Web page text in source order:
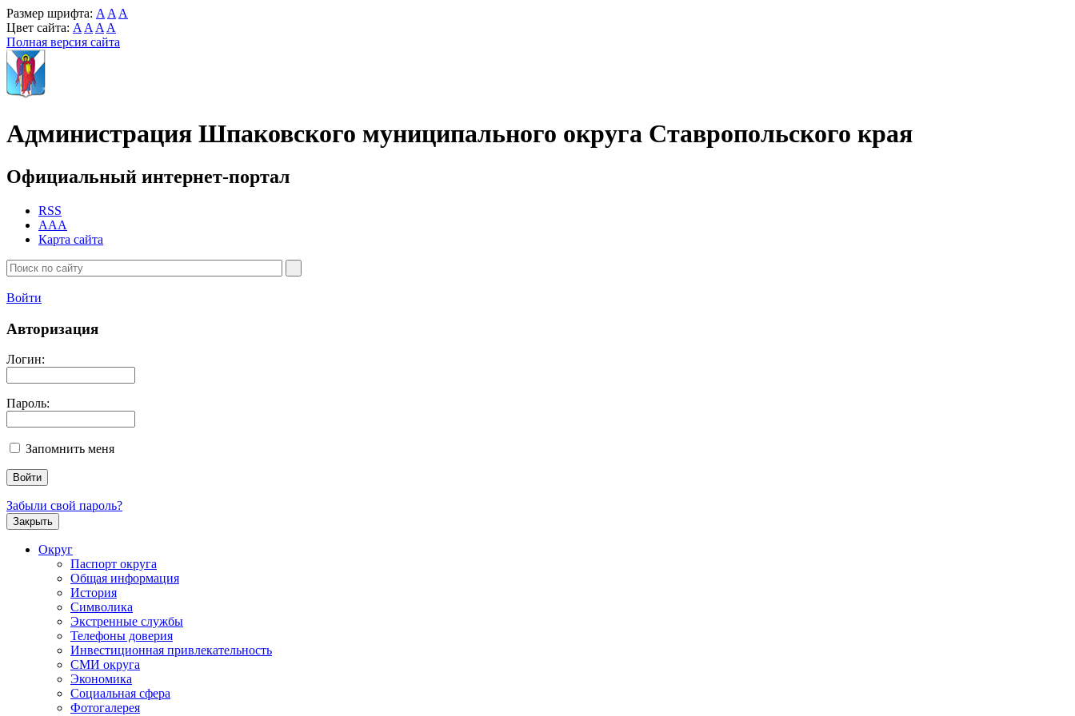
Размер шрифта: A A A
Цвет сайта: A A A A
Полная версия сайта
Администрация Шпаковского муниципального округа Ставропольского края
Официальный интернет-портал
RSS
AAA
Карта сайта
Войти
Авторизация
Логин:
Пароль:
Запомнить меня
Забыли свой пароль?
Закрыть
Округ
Паспорт округа
Общая информация
История
Символика
Экстренные службы
Телефоны доверия
Инвестиционная привлекательность
СМИ округа
Экономика
Социальная сфера
Фотогалерея